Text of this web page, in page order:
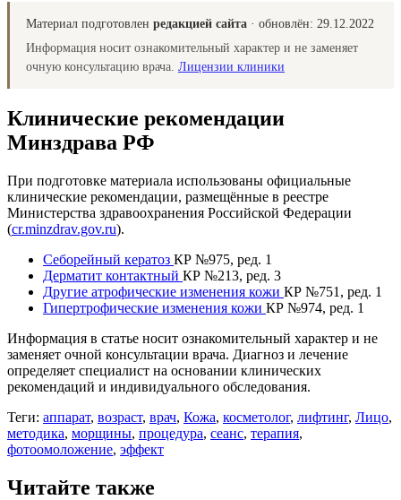
Материал подготовлен редакцией сайта · обновлён: 29.12.2022
Информация носит ознакомительный характер и не заменяет
очную консультацию врача. Лицензии клиники
Клинические рекомендации
Минздрава РФ
При подготовке материала использованы официальные
клинические рекомендации, размещённые в реестре
Министерства здравоохранения Российской Федерации
(cr.minzdrav.gov.ru).
Себорейный кератоз КР №975, ред. 1
Дерматит контактный КР №213, ред. 3
Другие атрофические изменения кожи КР №751, ред. 1
Гипертрофические изменения кожи КР №974, ред. 1
Информация в статье носит ознакомительный характер и не
заменяет очной консультации врача. Диагноз и лечение
определяет специалист на основании клинических
рекомендаций и индивидуального обследования.
Теги: аппарат, возраст, врач, Кожа, косметолог, лифтинг, Лицо,
методика, морщины, процедура, сеанс, терапия,
фотоомоложение, эффект
Читайте также